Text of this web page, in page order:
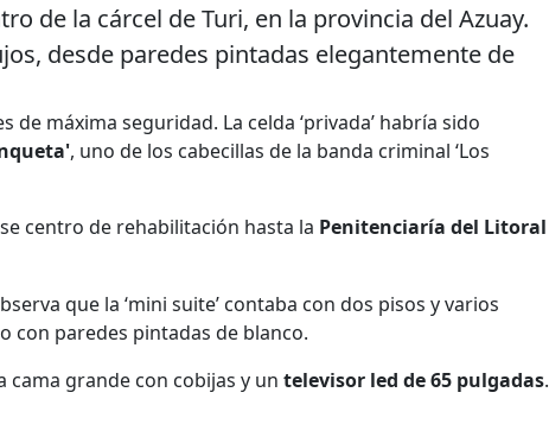
de la cárcel de Turi, en la provincia del Azuay.
desde paredes pintadas elegantemente de
máxima seguridad. La celda ‘privada’ habría sido
, uno de los cabecillas de la banda criminal ‘Los
centro de rehabilitación hasta la Penitenciaría del Litoral
que la ‘mini suite’ contaba con dos pisos y varios
con paredes pintadas de blanco.
grande con cobijas y un televisor led de 65 pulgadas.